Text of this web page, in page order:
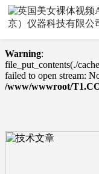
Warning: mkdir(): No
/www/wwwroot/
Warning:
file_put_contents(./
failed to open stream:
/www/wwwroot/